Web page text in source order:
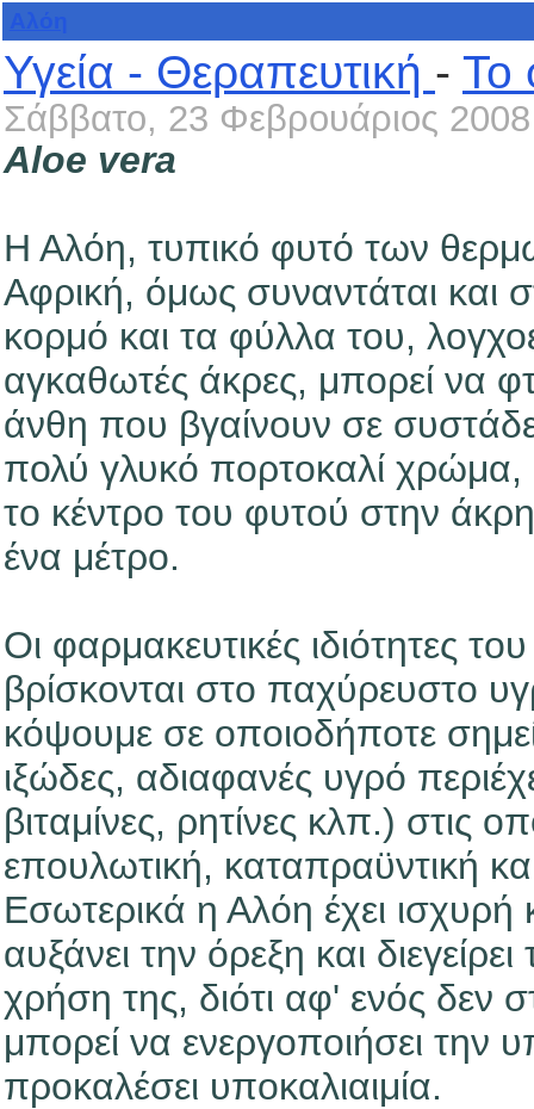
Υγεία - Θεραπευτική - Το
Σάββατο, 23 Φεβρουάριος
Aloe vera
Η Αλόη, τυπικό φυτό των
Αφρική, όμως συναντάται και
κορμό και τα φύλλα του,
αγκαθωτές άκρες, μπορεί να
άνθη που βγαίνουν σε
πολύ γλυκό πορτοκαλί χρώμα,
το κέντρο του φυτού στην
ένα μέτρο.
Οι φαρμακευτικές ιδιότητες
βρίσκονται στο παχύρευστο
κόψουμε σε οποιοδήποτε
ιξώδες, αδιαφανές υγρό
βιταμίνες, ρητίνες κλπ.) στις
επουλωτική, καταπραϋντική
Εσωτερικά η Αλόη έχει ισχυρή
αυξάνει την όρεξη και
χρήση της, διότι αφ' ενός δεν
μπορεί να ενεργοποιήσει την
προκαλέσει υποκαλιαιμία.